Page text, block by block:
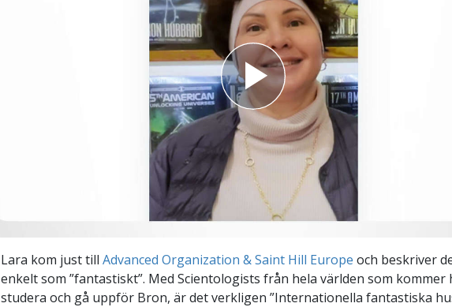
Lara kom just till Advanced Organization & Saint Hill Europe och beskriver
enkelt som ”fantastiskt”. Med Scientologists från hela världen som
studera och gå uppför Bron, är det verkligen ”Internationella fantastiska